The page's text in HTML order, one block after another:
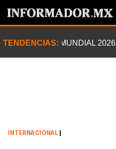
TENDENCIAS: MUNDIAL 2026
INTERNACIONAL